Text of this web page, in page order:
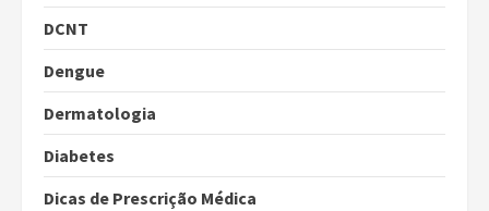
DCNT
Dengue
Dermatologia
Diabetes
Dicas de Prescrição Médica